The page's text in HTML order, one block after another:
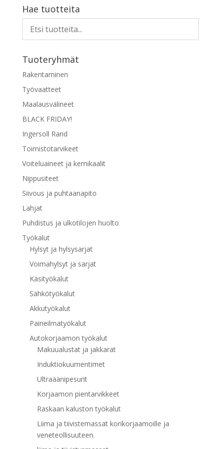
Hae tuotteita
Tuoteryhmät
Rakentaminen
Työvaatteet
Maalausvälineet
BLACK FRIDAY!
Ingersoll Rand
Toimistotarvikeet
Voiteluaineet ja kemikaalit
Nippusiteet
Siivous ja puhtaanapito
Lahjat
Puhdistus ja ulkotilojen huolto
Työkalut
Hylsyt ja hylsysarjat
Voimahylsyt ja sarjat
Käsityökalut
Sähkötyökalut
Akkutyökalut
Paineilmatyökalut
Autokorjaamon työkalut
Makuualustat ja jakkarat
Induktiokuumentimet
Ultraäänipesurit
Korjaamon pientarvikkeet
Raskaan kaluston työkalut
Liima ja tiivistemassat korikorjaamoille ja
veneteollisuuteen.